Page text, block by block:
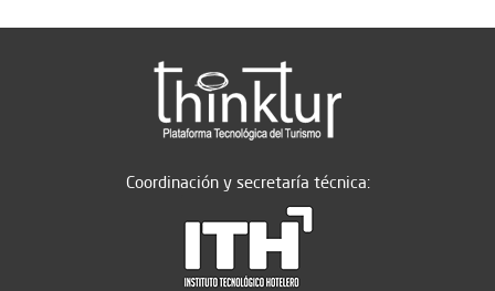
Coordinación y secretaría técnica: